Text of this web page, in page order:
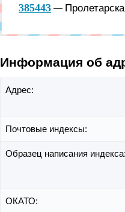
385443 —
Информация об
Адрес:
Почтовые индексы:
Образец написания индекса:
ОКАТО: